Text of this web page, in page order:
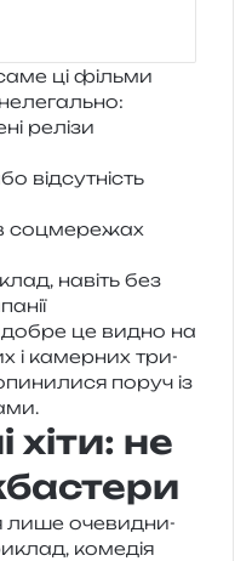
ці філь­ми
релі­зи
від­су­тність
соцме­ре­жах
навіть без
це видно на
і камер­них три­
поруч із
хіти: не
лише оче­ви­дни­
коме­дія